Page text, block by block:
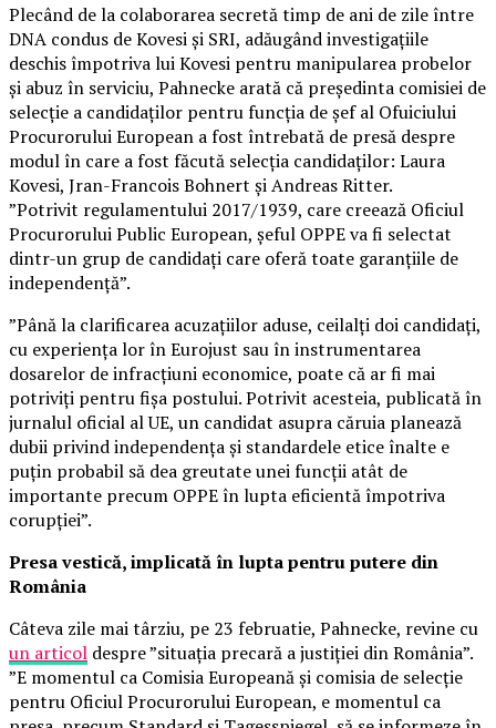
Plecând de la colaborarea secretă timp de ani de zile între
DNA condus de Kovesi și SRI, adăugând investigațiile
deschis împotriva lui Kovesi pentru manipularea probelor
și abuz în serviciu, Pahnecke arată că președinta comisiei de
selecție a candidaților pentru funcția de șef al Ofuiciului
Procurorului European a fost întrebată de presă despre
modul în care a fost făcută selecția candidaților: Laura
Kovesi, Jran-Francois Bohnert și Andreas Ritter.
”Potrivit regulamentului 2017/1939, care creează Oficiul
Procurorului Public European, șeful OPPE va fi selectat
dintr-un grup de candidați care oferă toate garanțiile de
independență”.
”Până la clarificarea acuzațiilor aduse, ceilalți doi candidați,
cu experiența lor în Eurojust sau în instrumentarea
dosarelor de infracțiuni economice, poate că ar fi mai
potriviți pentru fișa postului. Potrivit acesteia, publicată în
jurnalul oficial al UE, un candidat asupra căruia planează
dubii privind independența și standardele etice înalte e
puțin probabil să dea greutate unei funcții atât de
importante precum OPPE în lupta eficientă împotriva
corupției”.
Presa vestică, implicată în lupta pentru putere din
România
Câteva zile mai târziu, pe 23 februatie, Pahnecke, revine cu
un articol despre ”situația precară a justiției din România”.
”E momentul ca Comisia Europeană și comisia de selecție
pentru Oficiul Procurorului European, e momentul ca